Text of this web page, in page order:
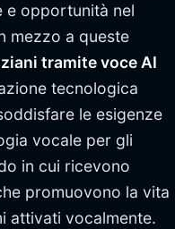
e opportunità nel
mezzo a queste
tramite voce AI
tecnologica
le esigenze
vocale per gli
in cui ricevono
promuovono la vita
attivati vocalmente.